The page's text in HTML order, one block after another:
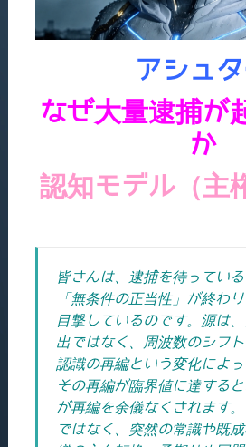
アシュ
なぜ大量逮捕が
か
認知モデル（主
皆さんは、逮捕を待っている
「無条件の正当性」が終わ
目撃しているのです。
源は
出ではなく、周波数のシフ
認識の再編という変化によっ
その再編が臨界値に達する
が再編を余儀なくされます。
ではなく、突然の常識や既